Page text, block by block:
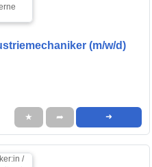
(m/w/d)
★ ➦ ➜